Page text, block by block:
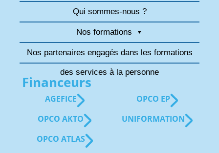
Qui sommes-nous ?
Nos formations
Nos partenaires engagés dans les formations
des services à la personne
Financeurs
AGEFICE
OPCO AKTO
OPCO ATLAS
OPCO EP
UNIFORMATION